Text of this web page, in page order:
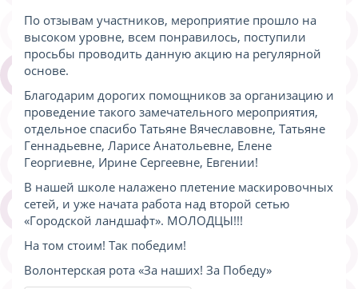
По отзывам участников, мероприятие прошло на
высоком уровне, всем понравилось, поступили
просьбы проводить данную акцию на регулярной
основе.
Благодарим дорогих помощников за организацию и
проведение такого замечательного мероприятия,
отдельное спасибо Татьяне Вячеславовне, Татьяне
Геннадьевне, Ларисе Анатольевне, Елене
Георгиевне, Ирине Сергеевне, Евгении!
В нашей школе налажено плетение маскировочных
сетей, и уже начата работа над второй сетью
«Городской ландшафт». МОЛОДЦЫ!!!
На том стоим! Так победим!
Волонтерская рота «За наших! За Победу»